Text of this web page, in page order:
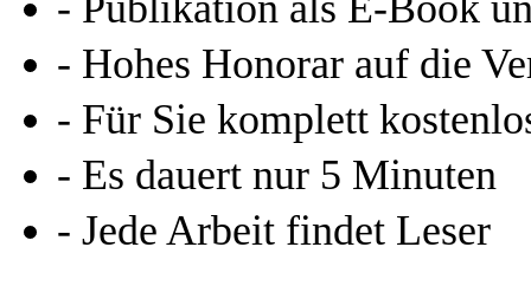
- Hohes Honorar auf die
- Für Sie komplett
- Es dauert nur 5 Minuten
- Jede Arbeit findet Leser